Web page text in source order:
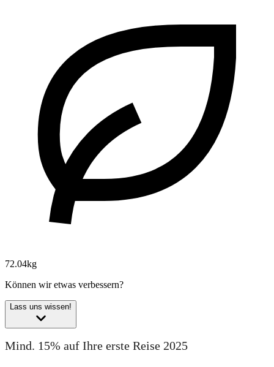
72.04kg
Können wir etwas verbessern?
Lass uns wissen!
Mind. 15% auf Ihre erste Reise 2025